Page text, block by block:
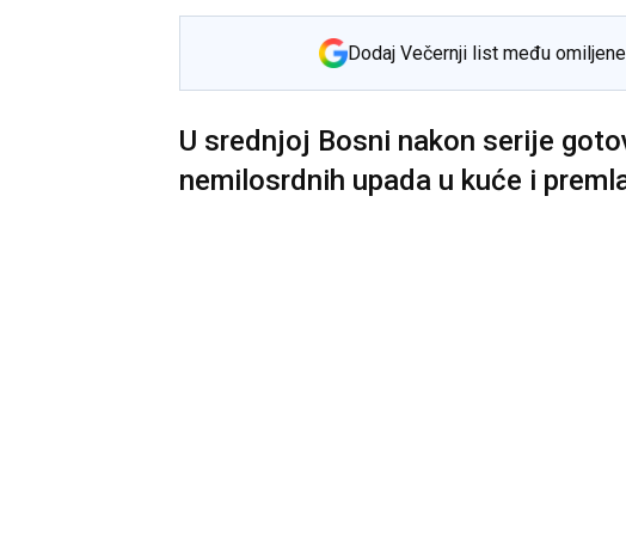
Dodaj Večernji list među
U srednjoj Bosni nakon serije
nemilosrdnih upada u kuće i